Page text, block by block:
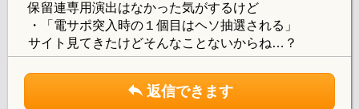
保留連専用演出はなかった気がするけど
・「電サポ突入時の１個目はヘソ抽選される」
サイト見てきたけどそんなことないからね…？
返信できます